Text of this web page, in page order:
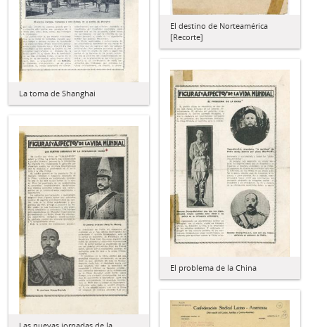
El destino de Norteamérica
[Recorte]
La toma de Shanghai
El problema de la China